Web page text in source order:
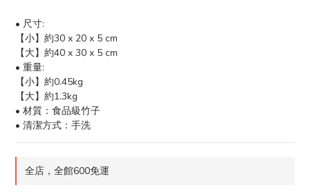
• 尺寸:
【小】約30 x 20 x 5 cm
【大】約40 x 30 x 5 cm
• 重量:
【小】約0.45kg
【大】約1.3kg
• 材質：食品級竹子
• 清潔方式：手洗
全店，全館600免運